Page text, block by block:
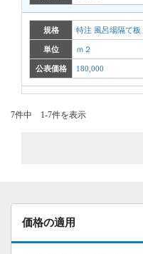
規格 特注 風呂場隔て
単位 ｍ２
公表価格 180,000
7件中 1-7件を表示
価格の適用